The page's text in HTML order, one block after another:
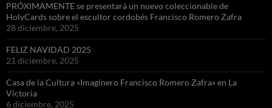
PRÓXIMAMENTE se presentará un nuevo coleccionable de
HolyCards sobre el escultor cordobés Francisco Romero Zafra
28 diciembre, 2025
FELIZ NAVIDAD 2025
21 diciembre, 2025
Casa de la Cultura «Imaginero Francisco Romero Zafra» en La
Victoria
6 diciembre, 2025